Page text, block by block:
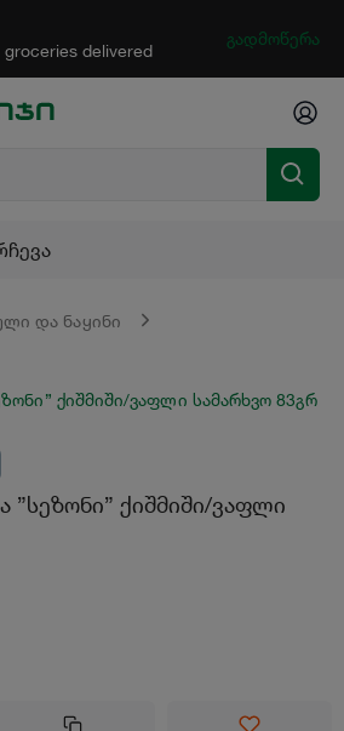
groceries delivered
გადმოწერა
და ნაყინი
ქიშმიში/ვაფლი სამარხვო 83გრ
ქიშმიში/ვაფლი